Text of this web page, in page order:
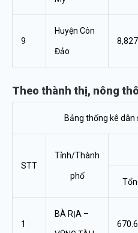
9
Huyện Côn
Đảo
8,827
Theo thành thị, nông
Bảng thống kê dân
STT
Tỉnh/Thành
phố
1
BÀ RỊA –